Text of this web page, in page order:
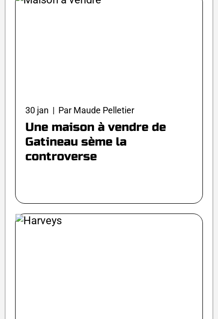
30 jan | Par Maude Pelletier
Une maison à vendre de
Gatineau sème la
controverse